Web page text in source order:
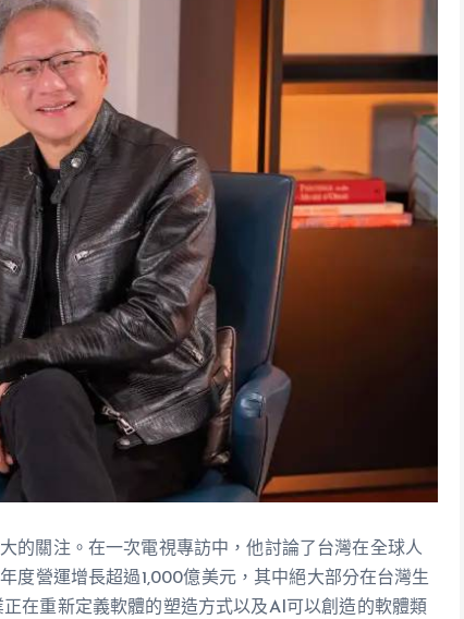
的關注。在一次電視專訪中，他討論了台灣在全球人
營運增長超過1,000億美元，其中絕大部分在台灣生
在重新定義軟體的塑造方式以及AI可以創造的軟體類